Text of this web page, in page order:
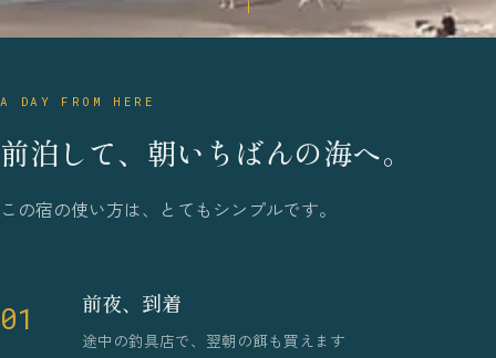
A DAY FROM HERE
前泊して、朝いちばんの海へ。
この宿の使い方は、とてもシンプルです。
01 前夜、到着
途中の釣具店で、翌朝の餌も買えます